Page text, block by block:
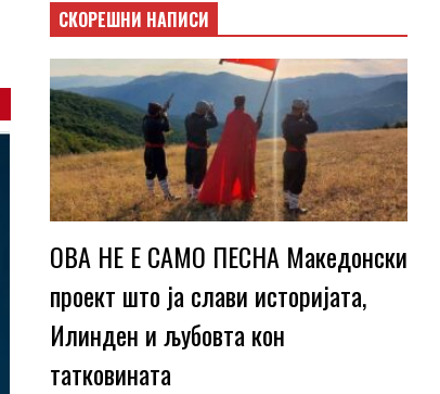
СКОРЕШНИ НАПИСИ
ОВА НЕ Е САМО ПЕСНА Македонски
проект што ја слави историјата,
Илинден и љубовта кон
татковината